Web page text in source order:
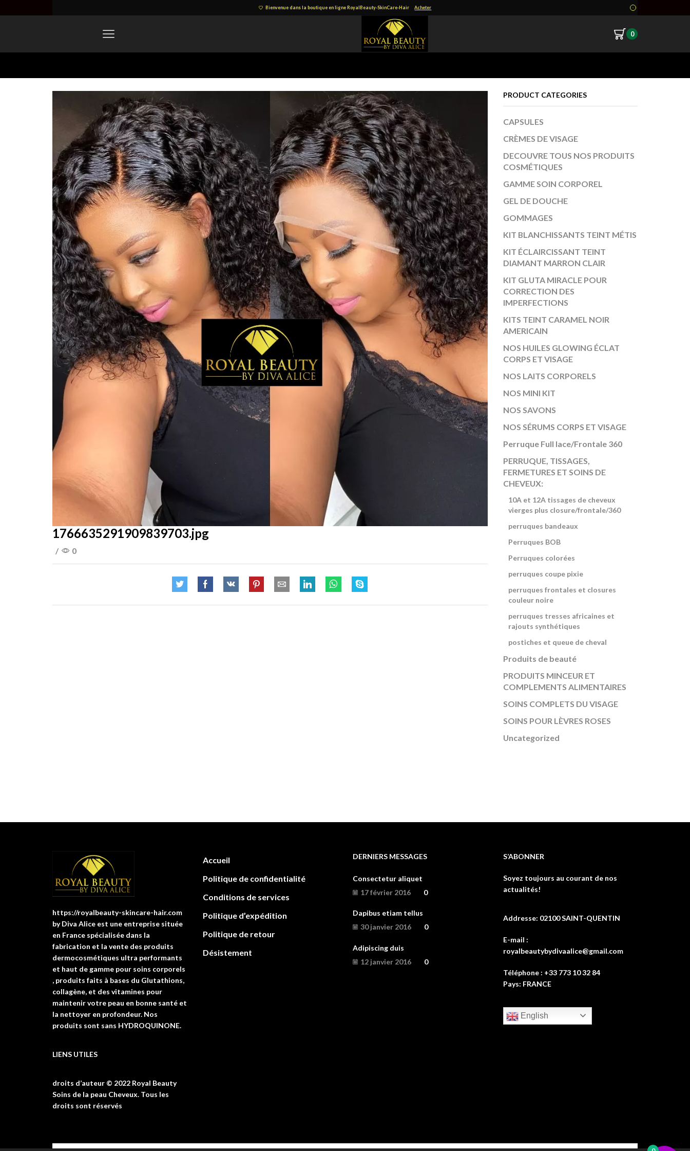
Bienvenue dans la boutique en ligne RoyalBeauty-SkinCare-Hair Acheter
0
1766635291909839703.jpg
/ 0
PRODUCT CATEGORIES
CAPSULES
CRÈMES DE VISAGE
DECOUVRE TOUS NOS PRODUITS
COSMÉTIQUES
GAMME SOIN CORPOREL
GEL DE DOUCHE
GOMMAGES
KIT BLANCHISSANTS TEINT MÉTIS
KIT ÉCLAIRCISSANT TEINT
DIAMANT MARRON CLAIR
KIT GLUTA MIRACLE POUR
CORRECTION DES
IMPERFECTIONS
KITS TEINT CARAMEL NOIR
AMERICAIN
NOS HUILES GLOWING ÉCLAT
CORPS ET VISAGE
NOS LAITS CORPORELS
NOS MINI KIT
NOS SAVONS
NOS SÉRUMS CORPS ET VISAGE
Perruque Full lace/Frontale 360
PERRUQUE, TISSAGES,
FERMETURES ET SOINS DE
CHEVEUX:
10A et 12A tissages de cheveux
vierges plus closure/frontale/360
perruques bandeaux
Perruques BOB
Perruques colorées
perruques coupe pixie
perruques frontales et closures
couleur noire
perruques tresses africaines et
rajouts synthétiques
postiches et queue de cheval
Produits de beauté
PRODUITS MINCEUR ET
COMPLEMENTS ALIMENTAIRES
SOINS COMPLETS DU VISAGE
SOINS POUR LÈVRES ROSES
Uncategorized
https://royalbeauty-skincare-hair.com
by Diva Alice est une entreprise située
en France spécialisée dans la
fabrication et la vente des produits
dermocosmétiques ultra performants
et haut de gamme pour soins corporels
, produits faits à bases du Glutathions,
collagène, et des vitamines pour
maintenir votre peau en bonne santé et
la nettoyer en profondeur. Nos
produits sont sans HYDROQUINONE.
LIENS UTILES
droits d’auteur © 2022 Royal Beauty
Soins de la peau Cheveux. Tous les
droits sont réservés
Accueil
Politique de confidentialité
Conditions de services
Politique d’expédition
Politique de retour
Désistement
DERNIERS MESSAGES
Consectetur aliquet
17 février 2016
0
Dapibus etiam tellus
30 janvier 2016
0
Adipiscing duis
12 janvier 2016
0
S’ABONNER
Soyez toujours au courant de nos
actualités!
Addresse: 02100 SAINT-QUENTIN
E-mail :
royalbeautybydivaalice@gmail.com
Téléphone : +33 773 10 32 84
Pays: FRANCE
English